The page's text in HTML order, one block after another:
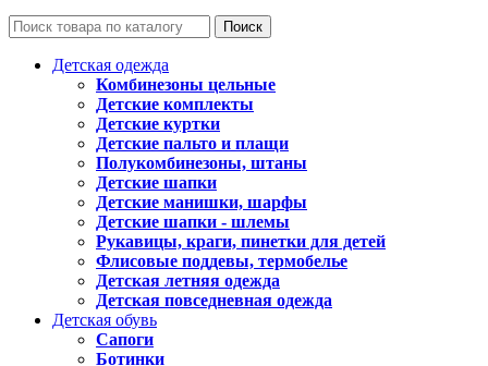
Поиск
Детская одежда
Комбинезоны цельные
Детские комплекты
Детские куртки
Детские пальто и плащи
Полукомбинезоны, штаны
Детские шапки
Детские манишки, шарфы
Детские шапки - шлемы
Рукавицы, краги, пинетки для детей
Флисовые поддевы, термобелье
Детская летняя одежда
Детская повседневная одежда
Детская обувь
Сапоги
Ботинки